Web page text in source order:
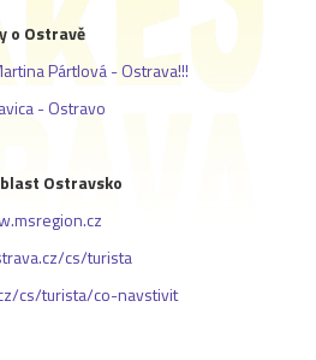
o Ostravě
Pártlová - Ostrava!!!
- Ostravo
Ostravsko
cs/turista
cs/turista/co-navstivit